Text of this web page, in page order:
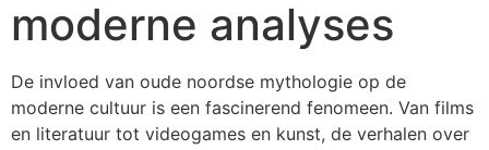
moderne analyses
De invloed van oude noordse mythologie op de
moderne cultuur is een fascinerend fenomeen. Van films
en literatuur tot videogames en kunst, de verhalen over